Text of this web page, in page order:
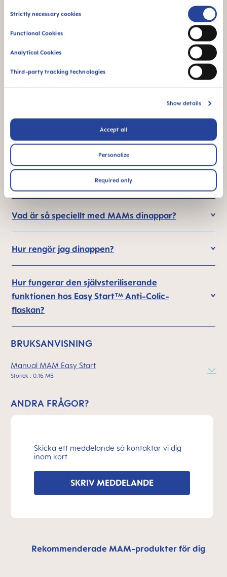
Consent
Strictly necessary cookies
Functional Cookies
Analytical Cookies
Third-party tracking technologies
Show details
Accept all
Personalize
Required only
när du är på språng
Hur ofta bör jag byta dinappen?
Vad är så speciellt med MAMs dinappar?
Hur rengör jag dinappen?
Hur fungerar den självsteriliserande
funktionen hos Easy Start™ Anti-Colic-
flaskan?
BRUKSANVISNING
Manual MAM Easy Start
Storlek : 0.16 MB
ANDRA FRÅGOR?
Skicka ett meddelande så kontaktar vi dig
inom kort
SKRIV MEDDELANDE
Rekommenderade MAM-produkter för dig